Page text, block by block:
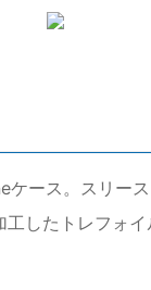
ース。スリー
したトレフォ